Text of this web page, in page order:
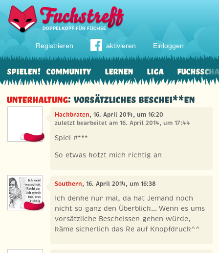
Registrieren aktivieren Einloggen
Community Lernen Liga
Spielen!
Unterhaltung: Vorsätzliches Beschei**en
Hackbraten, 16. April 2014, um 16:20
zuletzt bearbeitet am 16. April 2014, um 17:44
Spiel #***
So etwas kotzt mich richtig an
Southern, 16. April 2014, um 16:38
Ich denke nur mal, da hat Jemand noch
nicht so ganz den Überblick... Wenn es ums
vorsätzliche Bescheissen gehen würde,
käme sicherlich das Re auf Knopfdruck^^